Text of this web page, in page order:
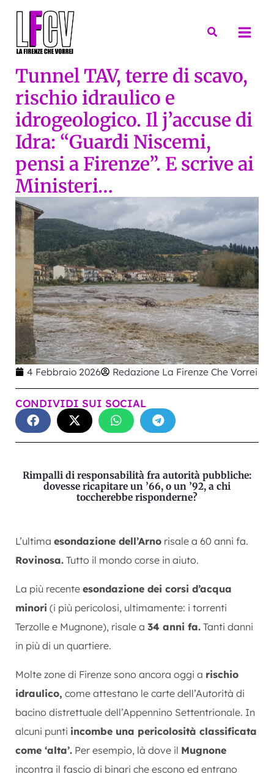
Cerca
Tunnel TAV, terre di scavo,
rischio idraulico e
idrogeologico. Il j’accuse di
Idra: “Guardi Niscemi,
pensi a Firenze”. E scrive ai
Ministeri…
4 Febbraio 2026 Redazione La Firenze Che Vorrei
CONDIVIDI SUI SOCIAL
Rimpalli di responsabilità fra autorità pubbliche:
dovesse ricapitare un ’66, o un ’92, a chi
toccherebbe risponderne?
L’ultima esondazione dell’Arno risale a 60 anni fa.
Rovinosa. Tutto il mondo corse in aiuto.
La più recente esondazione dei corsi d’acqua
minori (i più pericolosi, ultimamente: i torrenti
Terzolle e Mugnone), risale a 34 anni fa. Tanti danni
in più di un quartiere.
Molte zone di Firenze sono ancora oggi a rischio
idraulico, come attestano le carte dell’Autorità di
bacino distrettuale dell’Appennino Settentrionale. In
alcuni punti incombe una pericolosità classificata
come ‘alta’. Per esempio, là dove il Mugnone
incontra il fascio di binari che escono ed entrano